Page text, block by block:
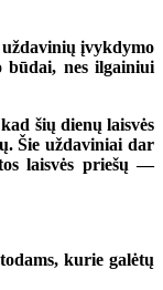
įvykdymo
būdai, nes ilgainiui
šių dienų laisvės
Šie uždaviniai dar
laisvės priešų —
kurie galėtų